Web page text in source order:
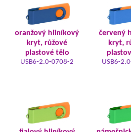
oranžový hliníkový
kryt, růžové
plastové tělo
USB6-2.0-0708-2
červený
kryt,
USB6-